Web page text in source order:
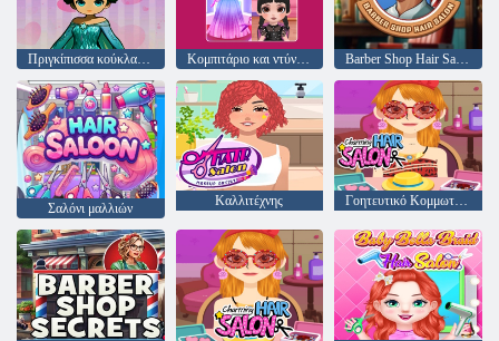
Πριγκίπισσα κούκλα ντύστε την ομορφιά Κομπιτάριο και ντύνονται κορίτσι Barber Shop Hair Salon Sim
Σαλόνι μαλλιών Καλλιτέχνης Γοητευτικό Κομμωτήριο